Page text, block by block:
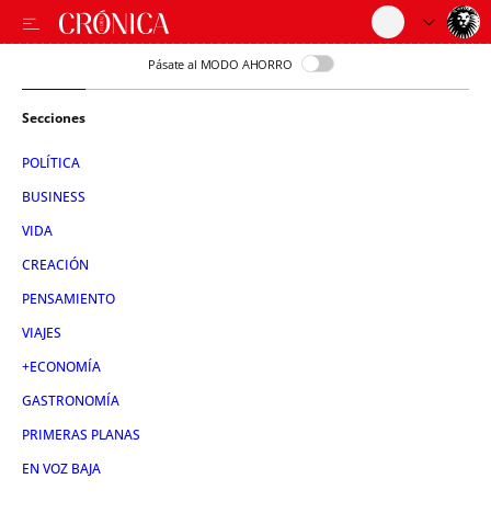
Pásate al MODO AHORRO
Secciones
POLÍTICA
BUSINESS
VIDA
CREACIÓN
PENSAMIENTO
VIAJES
+ECONOMÍA
GASTRONOMÍA
PRIMERAS PLANAS
EN VOZ BAJA